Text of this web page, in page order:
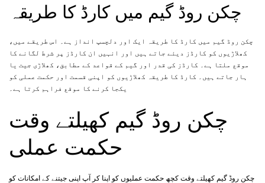
چکن روڈ گیم میں کارڈ کا طریقہ
چکن روڈ گیم میں کارڈ کا طریقہ ایک اور دلچسپ انداز ہے۔ اس طریقے میں،
کھلاڑیوں کو کارڈز دیئے جاتے ہیں اور انہیں ان کارڈز پر شرط لگانے کا
موقع ملتا ہے۔ کارڈز کی قدر اور گیم کے قواعد کے مطابق، کھلاڑی جیت یا
ہار جاتے ہیں۔ کارڈ کا طریقہ کھلاڑیوں کو اپنی قسمت اور حکمت عملی کو
یکجا کرنے کا موقع فراہم کرتا ہے۔
چکن روڈ گیم کھیلتے وقت
حکمت عملی
چکن روڈ گیم کھیلتے وقت کچھ حکمت عملیوں کو اپنا کر آپ اپنی جیتنے کے امکانات کو